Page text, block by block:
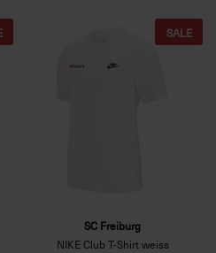
SC Freiburg
NIKE Club T-Shirt weiss
SALE